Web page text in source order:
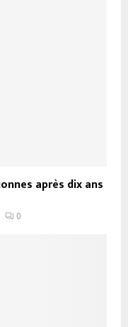
après dix ans
0